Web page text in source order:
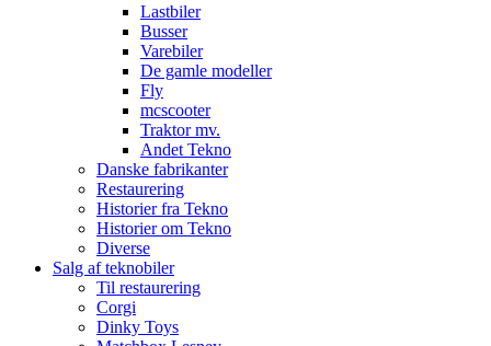
Lastbiler
Busser
Varebiler
De gamle modeller
Fly
mcscooter
Traktor mv.
Andet Tekno
Danske fabrikanter
Restaurering
Historier fra Tekno
Historier om Tekno
Diverse
Salg af teknobiler
Til restaurering
Corgi
Dinky Toys